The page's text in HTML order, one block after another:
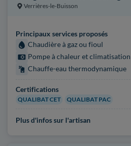
Verrières-le-Buisson
Principaux services proposés
Chaudière à gaz ou fioul
Pompe à chaleur et climatisation
Chauffe-eau thermodynamique
Certifications
QUALIBAT CET QUALIBAT PAC
Plus d'infos sur l'artisan